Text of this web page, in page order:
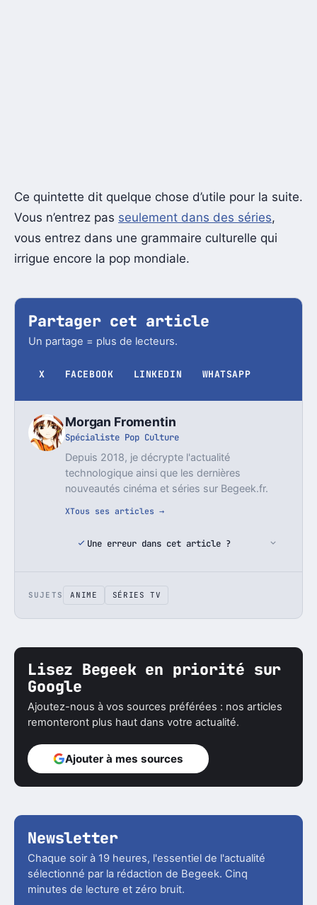
Ce quintette dit quelque chose d’utile pour la suite.
Vous n’entrez pas seulement dans des séries,
vous entrez dans une grammaire culturelle qui
irrigue encore la pop mondiale.
Partager cet article
Un partage = plus de lecteurs.
X FACEBOOK LINKEDIN WHATSAPP
Morgan Fromentin
Spécialiste Pop Culture
Depuis 2018, je décrypte l'actualité
technologique ainsi que les dernières
nouveautés cinéma et séries sur Begeek.fr.
XTous ses articles →
Une erreur dans cet article ?
SUJETS ANIME SÉRIES TV
Lisez Begeek en priorité sur
Google
Ajoutez-nous à vos sources préférées : nos articles
remonteront plus haut dans votre actualité.
Ajouter à mes sources
Newsletter
Chaque soir à 19 heures, l'essentiel de l'actualité
sélectionné par la rédaction de Begeek. Cinq
minutes de lecture et zéro bruit.